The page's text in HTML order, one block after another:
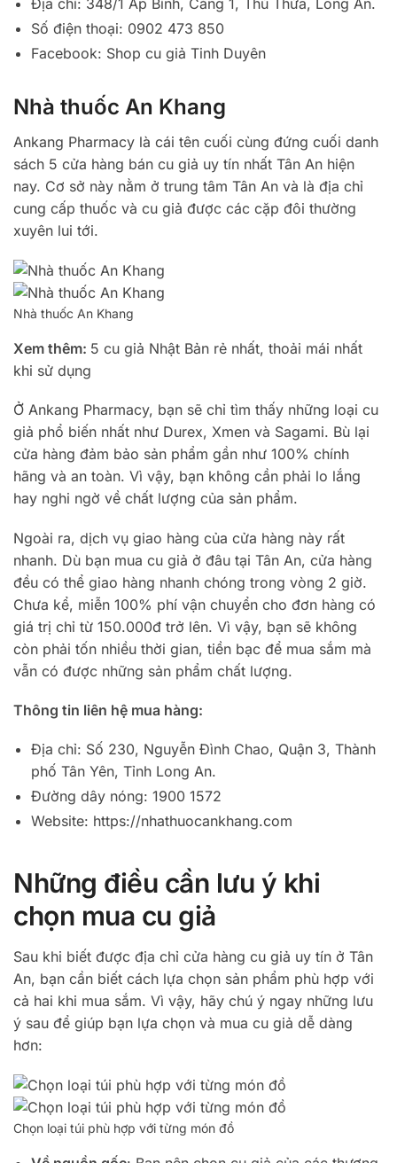
Địa chỉ: 348/1 Ấp Bình, Càng 1, Thủ Thừa, Long An.
Số điện thoại: 0902 473 850
Facebook: Shop cu giả Tinh Duyên
Nhà thuốc An Khang
Ankang Pharmacy là cái tên cuối cùng đứng cuối danh
sách 5 cửa hàng bán cu giả uy tín nhất Tân An hiện
nay. Cơ sở này nằm ở trung tâm Tân An và là địa chỉ
cung cấp thuốc và cu giả được các cặp đôi thường
xuyên lui tới.
Nhà thuốc An Khang
Xem thêm: 5 cu giả Nhật Bản rẻ nhất, thoải mái nhất
khi sử dụng
Ở Ankang Pharmacy, bạn sẽ chỉ tìm thấy những loại cu
giả phổ biến nhất như Durex, Xmen và Sagami. Bù lại
cửa hàng đảm bảo sản phẩm gần như 100% chính
hãng và an toàn. Vì vậy, bạn không cần phải lo lắng
hay nghi ngờ về chất lượng của sản phẩm.
Ngoài ra, dịch vụ giao hàng của cửa hàng này rất
nhanh. Dù bạn mua cu giả ở đâu tại Tân An, cửa hàng
đều có thể giao hàng nhanh chóng trong vòng 2 giờ.
Chưa kể, miễn 100% phí vận chuyển cho đơn hàng có
giá trị chỉ từ 150.000đ trở lên. Vì vậy, bạn sẽ không
còn phải tốn nhiều thời gian, tiền bạc để mua sắm mà
vẫn có được những sản phẩm chất lượng.
Thông tin liên hệ mua hàng:
Địa chỉ: Số 230, Nguyễn Đình Chao, Quận 3, Thành
phố Tân Yên, Tỉnh Long An.
Đường dây nóng: 1900 1572
Website: https://nhathuocankhang.com
Những điều cần lưu ý khi
chọn mua cu giả
Sau khi biết được địa chỉ cửa hàng cu giả uy tín ở Tân
An, bạn cần biết cách lựa chọn sản phẩm phù hợp với
cả hai khi mua sắm. Vì vậy, hãy chú ý ngay những lưu
ý sau để giúp bạn lựa chọn và mua cu giả dễ dàng
hơn:
Chọn loại túi phù hợp với từng món đồ